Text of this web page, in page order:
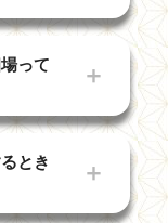
おり、
されて
ブルが
わせ
る要
クシ
、個人
トカ
ます。
トカ
体が少
しま
サイ
に必
って
＋
、80
ギ
給のバ
とき
＋